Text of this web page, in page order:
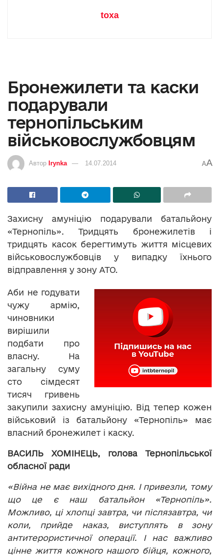
toxa
Бронежилети та каски
подарували
тернопільським
військовослужбовцям
Автор Irynka 14.07.2014 AA
Захисну амуніцію подарували батальйону
«Тернопіль». Тридцять бронежилетів і
тридцять касок берегтимуть життя місцевих
військовослужбовців у випадку їхнього
відправлення у зону АТО.
Аби не годувати
чужу армію,
чиновники
вирішили
подбати про
власну. На
загальну суму
сто сімдесят
тисяч гривень
закупили захисну амуніцію. Від тепер кожен
військовий із батальйону «Тернопіль» має
власний бронежилет і каску.
ВАСИЛЬ ХОМІНЕЦЬ, голова Тернопільської
обласної ради
«Війна не має вихідного дня. І привезли, тому
що це є наш батальйон «Тернопіль».
Можливо, ці хлопці завтра, чи післязавтра, чи
коли, прийде наказ, виступлять в зону
антитерористичної операції. І нас важливо
цінне життя кожного нашого бійця, кожного,